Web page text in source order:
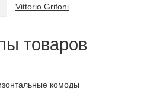
Vittorio Grifoni
товаров
комоды